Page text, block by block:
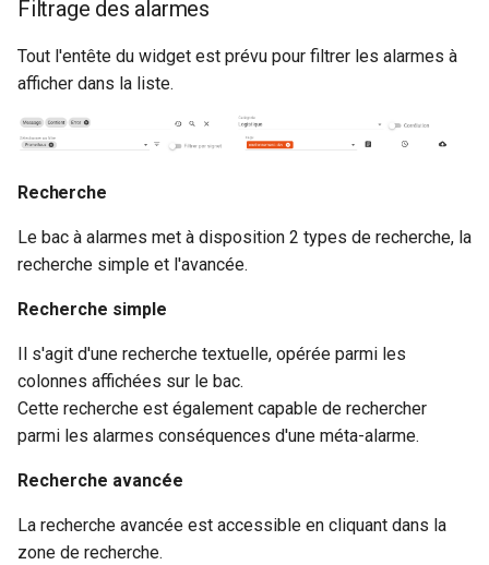
Nombre d'éléments par
page par défaut
défaut
Mode kiosque
Entête collant
Défilement horizontal fixe
Rendre les éléments lors
du défilement
Acquittement
Filtrage des alarmes
Tout l'entête du widget est prévu pour filtrer les alarmes à
afficher dans la liste.
Recherche
Le bac à alarmes met à disposition 2 types de recherche, la
recherche simple et l'avancée.
Recherche simple
Il s'agit d'une recherche textuelle, opérée parmi les
colonnes affichées sur le bac.
Cette recherche est également capable de rechercher
parmi les alarmes conséquences d'une méta-alarme.
Recherche avancée
La recherche avancée est accessible en cliquant dans la
zone de recherche.